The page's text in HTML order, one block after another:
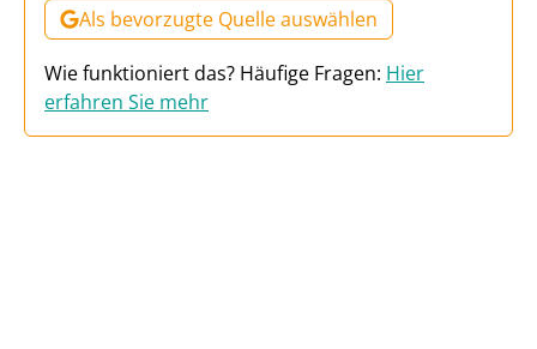
Als bevorzugte Quelle auswählen
Wie funktioniert das? Häufige Fragen: Hier
erfahren Sie mehr